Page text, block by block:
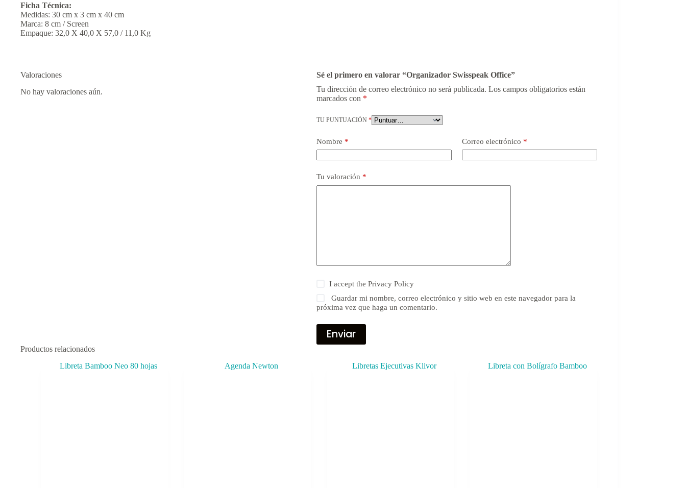
Ficha Técnica:
Medidas: 30 cm x 3 cm x 40 cm
Marca: 8 cm / Screen
Empaque: 32,0 X 40,0 X 57,0 / 11,0 Kg
Valoraciones
No hay valoraciones aún.
Sé el primero en valorar “Organizador Swisspeak Office”
Tu dirección de correo electrónico no será publicada. Los campos obligatorios están
marcados con *
TU PUNTUACIÓN *
Nombre * Correo electrónico *
Tu valoración *
I accept the Privacy Policy
Guardar mi nombre, correo electrónico y sitio web en este navegador para la
próxima vez que haga un comentario.
Enviar
Productos relacionados